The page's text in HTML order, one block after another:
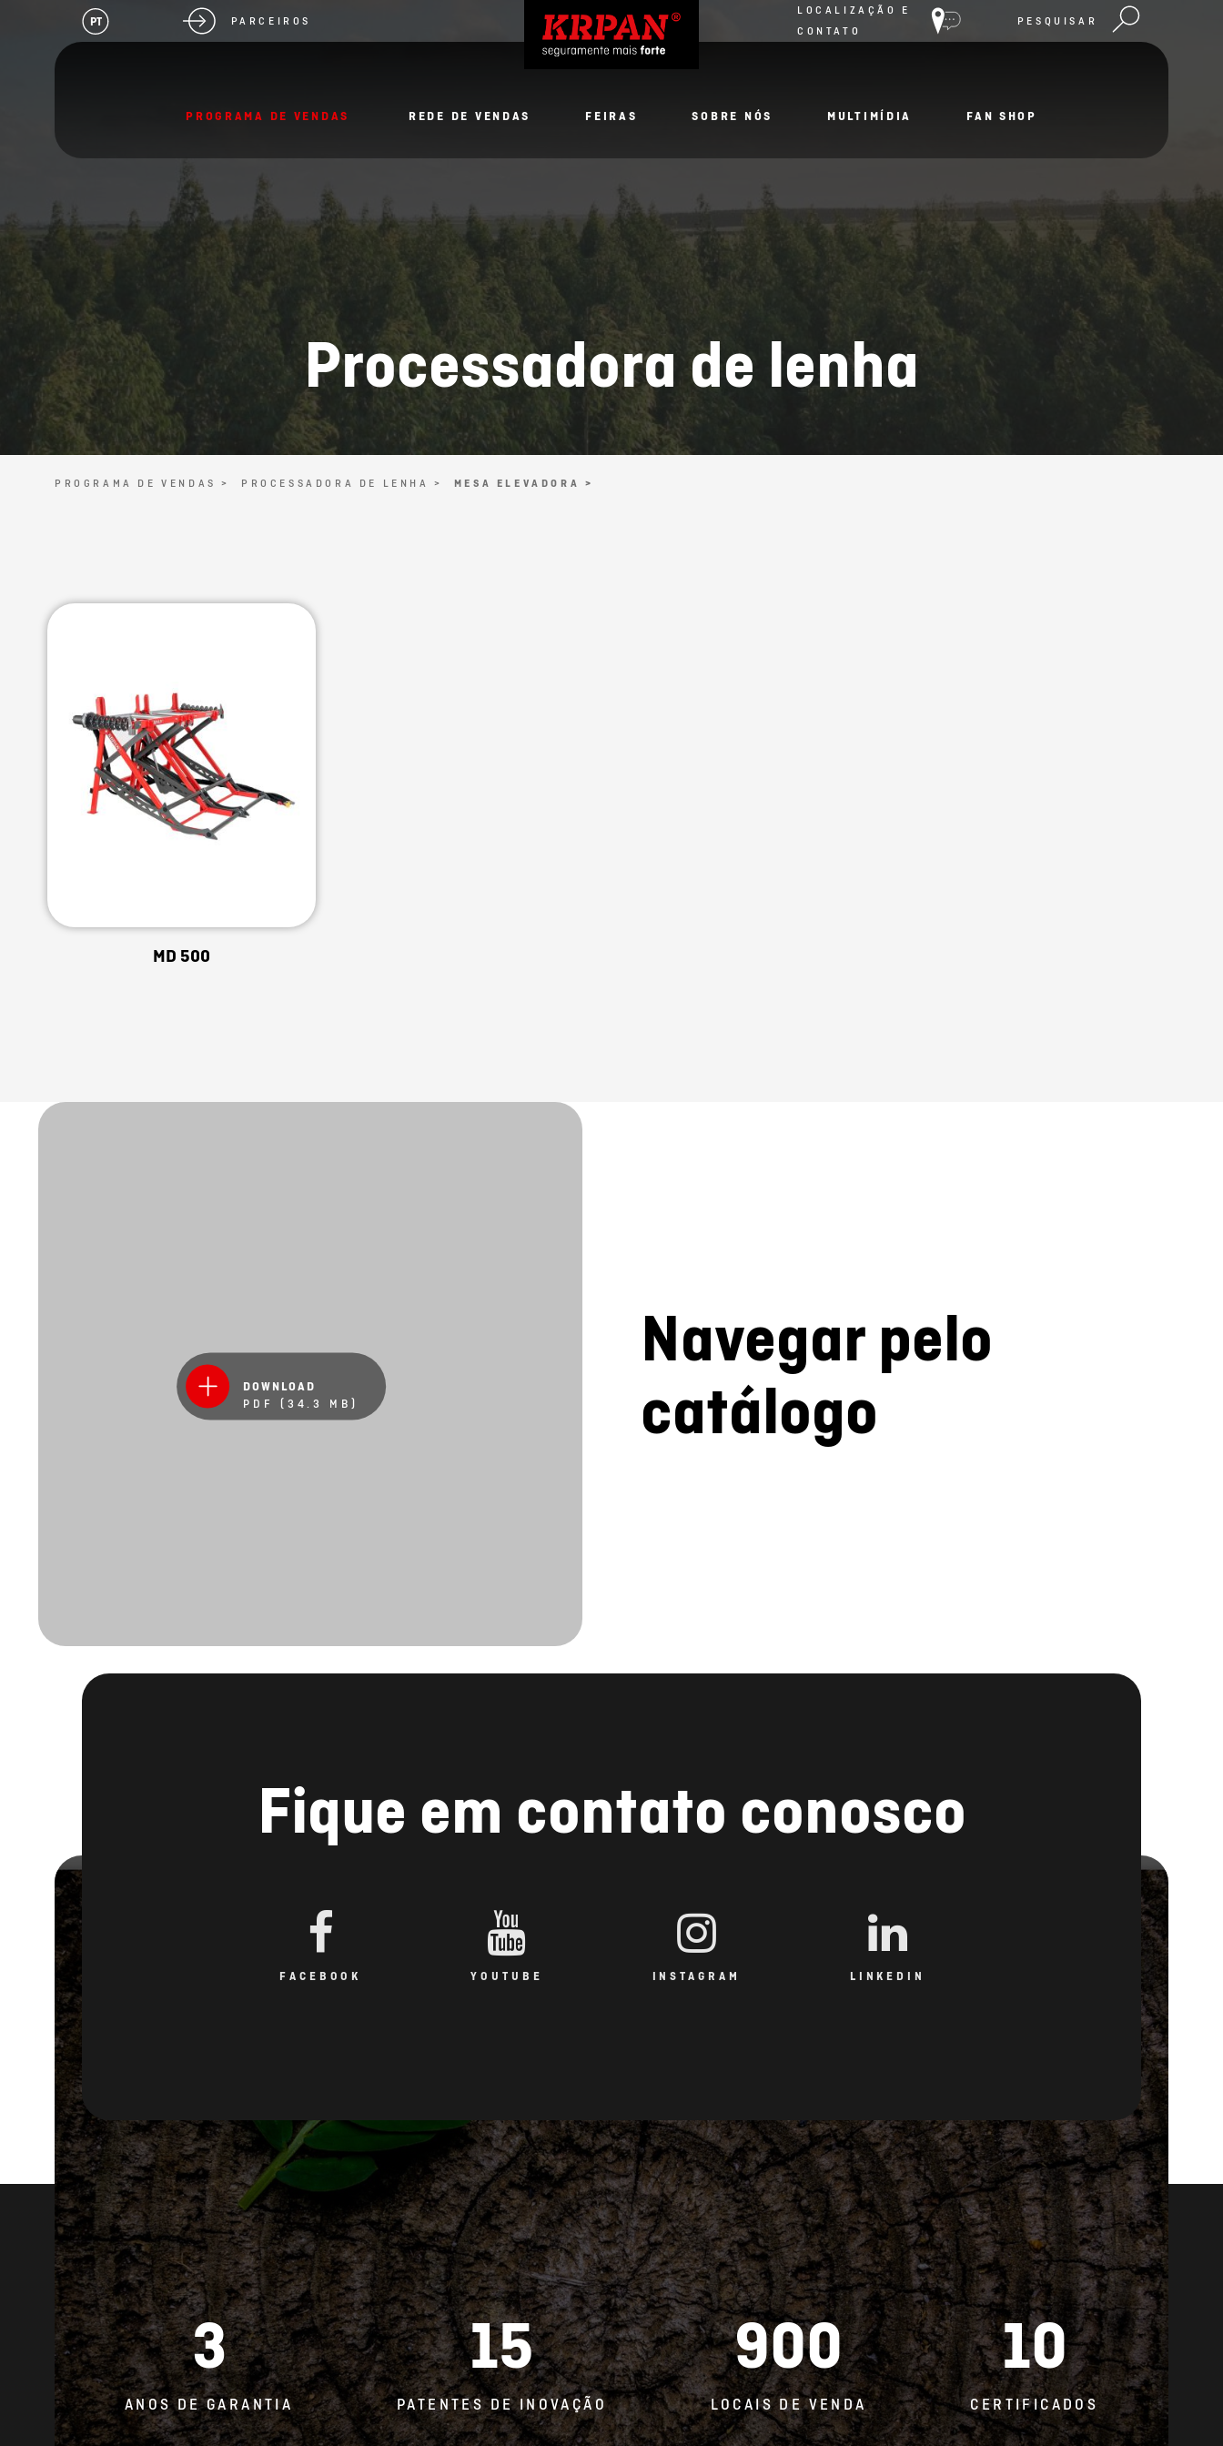
PT PARCEIROS
LOCALIZAÇÃO E
CONTATO
PESQUISAR
PROGRAMA DE VENDAS REDE DE VENDAS FEIRAS SOBRE NÓS MULTIMÍDIA FAN SHOP
Processadora de lenha
PROGRAMA DE VENDAS > PROCESSADORA DE LENHA > MESA ELEVADORA >
MD 500
DOWNLOAD
PDF (34.3 MB)
Navegar pelo
catálogo
Fique em contato conosco
FACEBOOK YOUTUBE INSTAGRAM LINKEDIN
3
ANOS DE GARANTIA
15
PATENTES DE INOVAÇÃO
900
LOCAIS DE VENDA
10
CERTIFICADOS